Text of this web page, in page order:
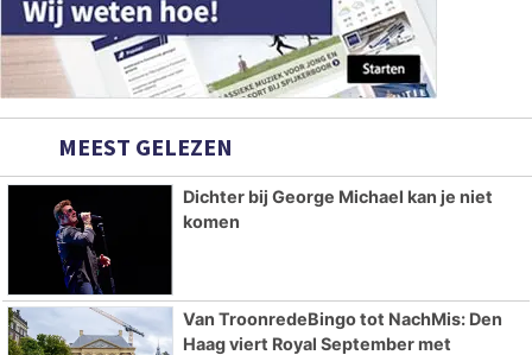
MEEST GELEZEN
Dichter bij George Michael kan je niet
komen
Van TroonredeBingo tot NachMis: Den
Haag viert Royal September met